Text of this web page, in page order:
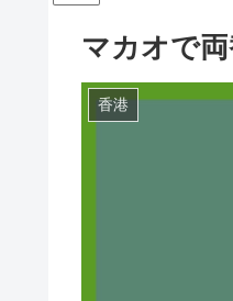
マカオで
香港